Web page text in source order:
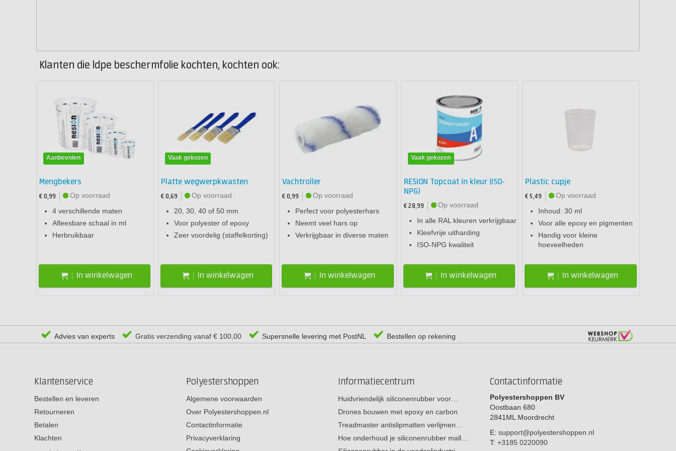
Klanten die ldpe beschermfolie kochten, kochten ook:
Aanbevolen
Mengbekers
€ 0,99
Op voorraad
4 verschillende maten
Afleesbare schaal in ml
Herbruikbaar
In winkelwagen
Vaak gekozen
Platte wegwerpkwasten
€ 0,69
Op voorraad
20, 30, 40 of 50 mm
Voor polyester of epoxy
Zeer voordelig (staffelkorting)
In winkelwagen
Vachtroller
€ 0,99
Op voorraad
Perfect voor polyesterhars
Neemt veel hars op
Verkrijgbaar in diverse maten
In winkelwagen
Vaak gekozen
RESION Topcoat in kleur (ISO-
NPG)
€ 28,99
Op voorraad
In alle RAL kleuren verkrijgbaar
Kleefvrije uitharding
ISO-NPG kwaliteit
In winkelwagen
Plastic cupje
€ 5,49
Op voorraad
Inhoud: 30 ml
Voor alle epoxy en pigmenten
Handig voor kleine
hoeveelheden
In winkelwagen
Advies van experts Gratis verzending vanaf € 100,00 Supersnelle levering met PostNL Bestellen op rekening
Klantenservice
Bestellen en leveren
Retourneren
Betalen
Klachten
Polyestershoppen
Algemene voorwaarden
Over Polyestershoppen.nl
Contactinformatie
Privacyverklaring
Informatiecentrum
Huidvriendelijk siliconenrubber voor…
Drones bouwen met epoxy en carbon
Treadmaster antislipmatten verlijmen…
Hoe onderhoud je siliconenrubber mall…
Contactinformatie
Polyestershoppen BV
Oostbaan 680
2841ML Moordrecht
E: support@polyestershoppen.nl
T: +3185 0220090